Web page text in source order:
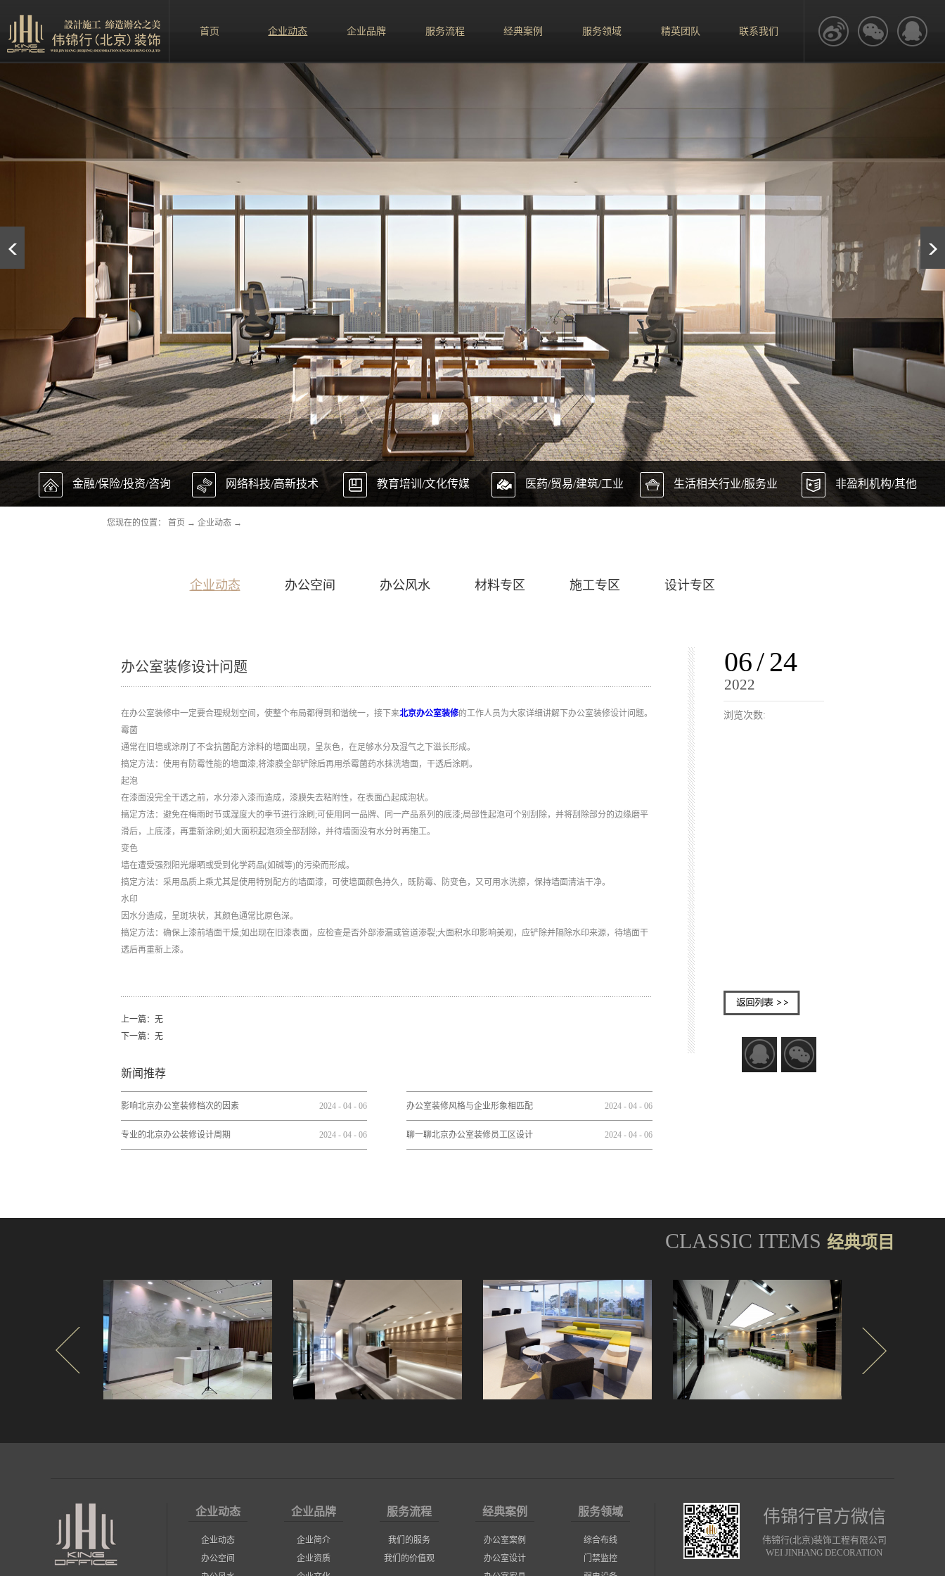
首页 企业动态 企业品牌 服务流程 经典案例 服务领域 精英团队 联系我们
金融/保险/投资/咨询 网络科技/高新技术 教育培训/文化传媒 医药/贸易/建筑/工业 生活相关行业/服务业 非盈利机构/其他
您现在的位置： 首页 → 企业动态 →
企业动态 办公空间 办公风水 材料专区 施工专区 设计专区
办公室装修设计问题
浏览次数:
2022
06/24
在办公室装修中一定要合理规划空间，使整个布局都得到和谐统一，接下来北京办公室装修的工作人员为大家详细讲解下办公室装修设计问题。
霉菌
通常在旧墙或涂刷了不含抗菌配方涂料的墙面出现，呈灰色，在足够水分及湿气之下滋长形成。
搞定方法：使用有防霉性能的墙面漆;将漆膜全部铲除后再用杀霉菌药水抹洗墙面，干透后涂刷。
起泡
在漆面没完全干透之前，水分渗入漆而造成，漆膜失去粘附性，在表面凸起成泡状。
搞定方法：避免在梅雨时节或湿度大的季节进行涂刷;可使用同一品牌、同一产品系列的底漆;局部性起泡可个别刮除，并将刮除部分的边缘磨平
滑后，上底漆，再重新涂刷;如大面积起泡须全部刮除，并待墙面没有水分时再施工。
变色
墙在遭受强烈阳光爆晒或受到化学药品(如碱等)的污染而形成。
搞定方法：采用品质上乘尤其是使用特别配方的墙面漆，可使墙面颜色持久，既防霉、防变色，又可用水洗擦，保持墙面清洁干净。
水印
因水分造成，呈斑块状，其颜色通常比原色深。
搞定方法：确保上漆前墙面干燥;如出现在旧漆表面，应检查是否外部渗漏或管道渗裂;大面积水印影响美观，应铲除并隔除水印来源，待墙面干
透后再重新上漆。
上一篇：无
下一篇：无
新闻推荐
影响北京办公室装修档次的因素 2024 - 04 - 06 办公室装修风格与企业形象相匹配 2024 - 04 - 06
专业的北京办公装修设计周期 2024 - 04 - 06 聊一聊北京办公室装修员工区设计 2024 - 04 - 06
CLASSIC ITEMS 经典项目
企业动态
企业动态
办公空间
企业品牌
企业简介
企业资质
服务流程
我们的服务
我们的价值观
经典案例
办公室案例
办公室设计
服务领域
综合布线
门禁监控
伟锦行官方微信
伟锦行(北京)装饰工程有限公司
WEI JINHANG DECORATION